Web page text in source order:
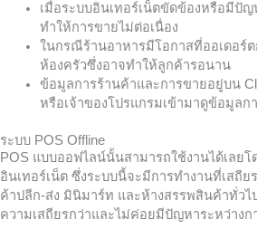
เมื่อระบบอินเทอร์เน็ตขัดข้องหรือมีปั
ทำให้การขายไม่ต่อเนื่อง
ในกรณีร้านอาหารมีโอกาสที่ออเดอร์
ห้องครัวซึ่งอาจทำให้ลูกค้ารอนาน
ข้อมูลการร้านค้าและการขายอยู่บน
หรือเจ้าของโปรแกรมเข้ามาดูข้อมูลก
ระบบ POS Offline
POS แบบออฟไลน์นั้นสามารถใช้งานได้เลย
อินเทอร์เน็ต ซึ่งระบบนี้จะมีการทำงานที่เสถี
ค้าปลีก-ส่ง มินิมาร์ท และห้างสรรพสินค้าทั่วไ
ความเสถียรกว่าและไม่ค่อยมีปัญหาระหว่างก